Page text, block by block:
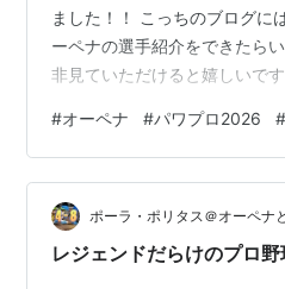
ました！！ こっちのブログに
ーペナの選手紹介をできたら
非見ていただけると嬉しいで
はまた。
#オーペナ #パワプロ2026
ポーラ・ポリタス＠オーペナ
レジェンドだらけのプロ